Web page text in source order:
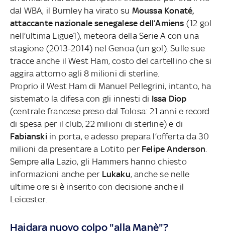
dal WBA, il Burnley ha virato su Moussa Konaté,
attaccante nazionale senegalese dell’Amiens (12 gol
nell’ultima Ligue1), meteora della Serie A con una
stagione (2013-2014) nel Genoa (un gol). Sulle sue
tracce anche il West Ham, costo del cartellino che si
aggira attorno agli 8 milioni di sterline.
Proprio il West Ham di Manuel Pellegrini, intanto, ha
sistemato la difesa con gli innesti di Issa Diop
(centrale francese preso dal Tolosa: 21 anni e record
di spesa per il club, 22 milioni di sterline) e di
Fabianski in porta, e adesso prepara l’offerta da 30
milioni da presentare a Lotito per Felipe Anderson.
Sempre alla Lazio, gli Hammers hanno chiesto
informazioni anche per Lukaku, anche se nelle
ultime ore si è inserito con decisione anche il
Leicester.
Haidara nuovo colpo "alla Manè"?